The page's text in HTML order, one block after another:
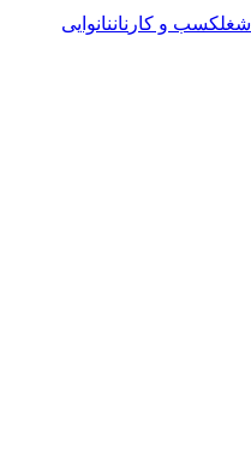
شغلكسب و كار ناننانوایی